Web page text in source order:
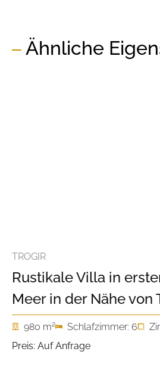
Ähnliche
TROGIR
Rustikale Villa in
Meer in der Nähe von
980 m2 Schlafzimmer: 6
Preis: Auf Anfrage